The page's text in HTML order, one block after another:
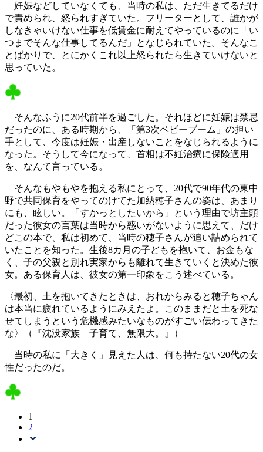
妊娠などしていなくても、当時の私は、ただ生きてるだけ
で責められ、怒られすぎていた。フリーターとして、誰かが
しなきゃいけない仕事を低賃金に耐えてやっているのに「い
つまでそんな仕事してるんだ」となじられていた。そんなこ
とばかりで、とにかくこれ以上怒られたら生きていけないと
思っていた。
そんなふうに20代前半を過ごした。それほどに妊娠は禁忌
だったのに、ある時期から、「第3次ベビーブーム」の担い
手として、今度は妊娠・出産しないことをなじられるように
なった。そうして今になって、首相は不妊治療に保険適用
を、なんて言っている。
そんなもやもやを抱える私にとって、20代で90年代の東中
野で共同保育をやってのけてた加納穂子さんの姿は、あまり
にも、眩しい。「すかっとしたいから」という理由で坊主頭
だった彼女の言葉は当時から惑いがないように思えて、だけ
どこの本で、私は初めて、当時の穂子さんが追い詰められて
いたことを知った。生後8カ月の子どもを抱いて、お金もな
く、子の父親と別れ実家からも離れて生きていくと決めた彼
女。ある保育人は、彼女の第一印象をこう述べている。
〈最初、土を抱いてきたときは、おれからみると穂子ちゃん
は本当に疲れているようにみえたよ。このままだと土を死な
せてしまうという危機感みたいなものがすごい伝わってきた
な〉（『沈没家族 子育て、無限大。』）
当時の私に「大きく」見えた人は、何も持たない20代の女
性だったのだ。
1
2